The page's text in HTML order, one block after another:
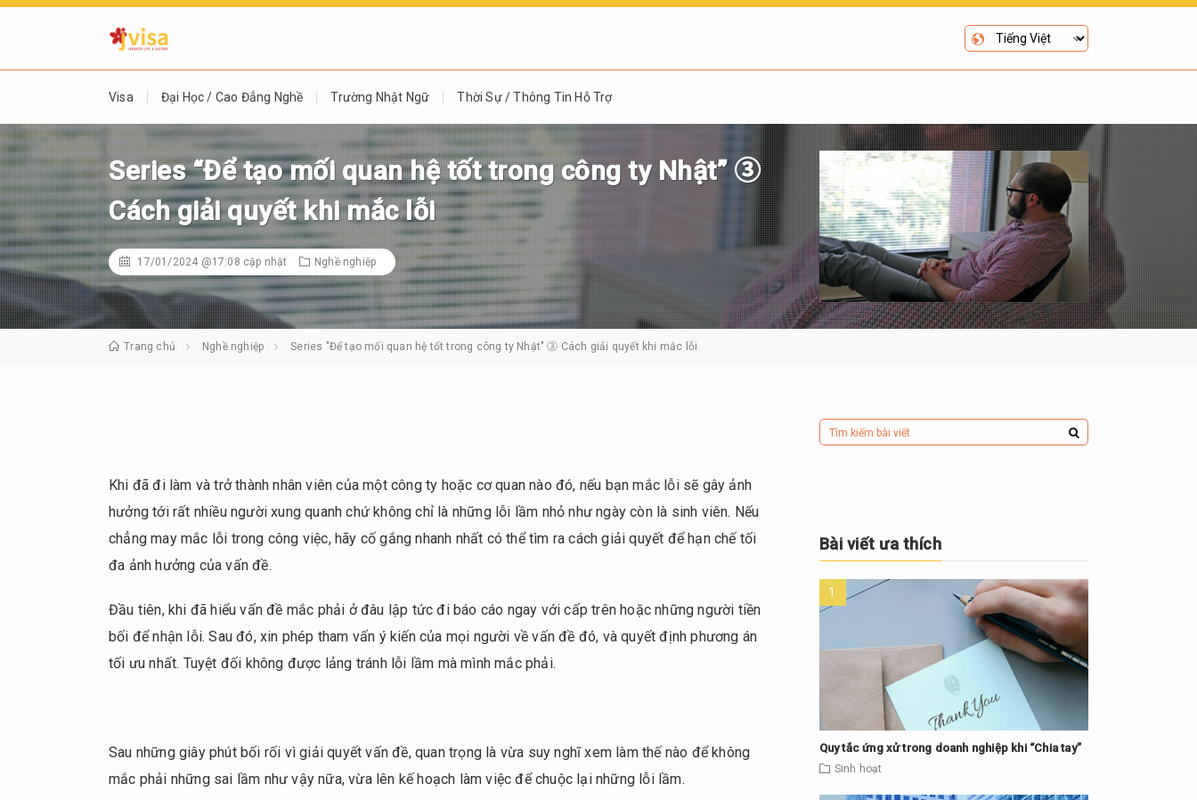
Visa Đại Học / Cao Đẳng Nghề Trường Nhật Ngữ Thời Sự / Thông Tin Hỗ Trợ
Series “Để tạo mối quan hệ tốt trong công ty Nhật” ③
Cách giải quyết khi mắc lỗi
17/01/2024 @17:08 cập nhật Nghề nghiệp
Trang chủ Nghề nghiệp Series "Để tạo mối quan hệ tốt trong công ty Nhật" ③ Cách giải quyết khi mắc lỗi
Khi đã đi làm và trở thành nhân viên của một công ty hoặc cơ quan nào đó, nếu bạn mắc lỗi sẽ gây ảnh
hưởng tới rất nhiều người xung quanh chứ không chỉ là những lỗi lầm nhỏ như ngày còn là sinh viên. Nếu
chẳng may mắc lỗi trong công việc, hãy cố gắng nhanh nhất có thể tìm ra cách giải quyết để hạn chế tối
đa ảnh hưởng của vấn đề.
Đầu tiên, khi đã hiểu vấn đề mắc phải ở đâu lập tức đi báo cáo ngay với cấp trên hoặc những người tiền
bối để nhận lỗi. Sau đó, xin phép tham vấn ý kiến của mọi người về vấn đề đó, và quyết định phương án
tối ưu nhất. Tuyệt đối không được lảng tránh lỗi lầm mà mình mắc phải.
Sau những giây phút bối rối vì giải quyết vấn đề, quan trọng là vừa suy nghĩ xem làm thế nào để không
mắc phải những sai lầm như vậy nữa, vừa lên kế hoạch làm việc để chuộc lại những lỗi lầm.
Bài viết ưa thích
Quy tắc ứng xử trong doanh nghiệp khi “Chia tay”
Sinh hoạt